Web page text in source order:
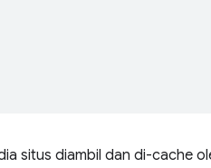
situs diambil dan di-cache